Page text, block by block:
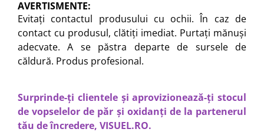
AVERTISMENTE:
Evitați contactul produsului cu ochii. În caz de
contact cu produsul, clătiți imediat. Purtați mănuși
adecvate. A se păstra departe de sursele de
căldură. Produs profesional.
Surprinde-ți clientele și aprovizionează-ți stocul
de vopselelor de păr și oxidanți de la partenerul
tău de încredere, VISUEL.RO.